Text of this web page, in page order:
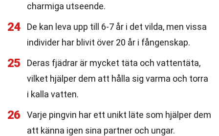
charmiga utseende.
24
De kan leva upp till 6-7 år i det vilda, men vissa
individer har blivit över 20 år i fångenskap.
25
Deras fjädrar är mycket täta och vattentäta,
vilket hjälper dem att hålla sig varma och torra
i kalla vatten.
26
Varje pingvin har ett unikt läte som hjälper dem
att känna igen sina partner och ungar.